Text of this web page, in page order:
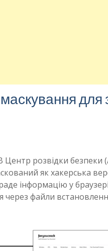
Центр розвідки
як хакерська
інформацію у
через файли